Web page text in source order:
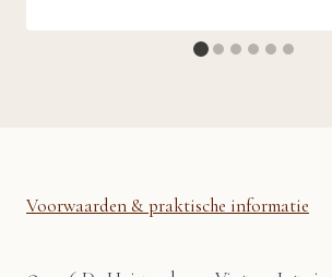
Voorwaarden & praktische informatie